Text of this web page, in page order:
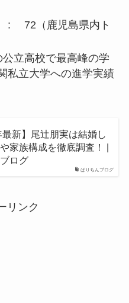
島県内ト
高校で最高峰の学
私立大学への進学実績
ばりちんブログ
最新】尾辻朋実は結婚し
家族構成を徹底調査！ |
ログ
リンク